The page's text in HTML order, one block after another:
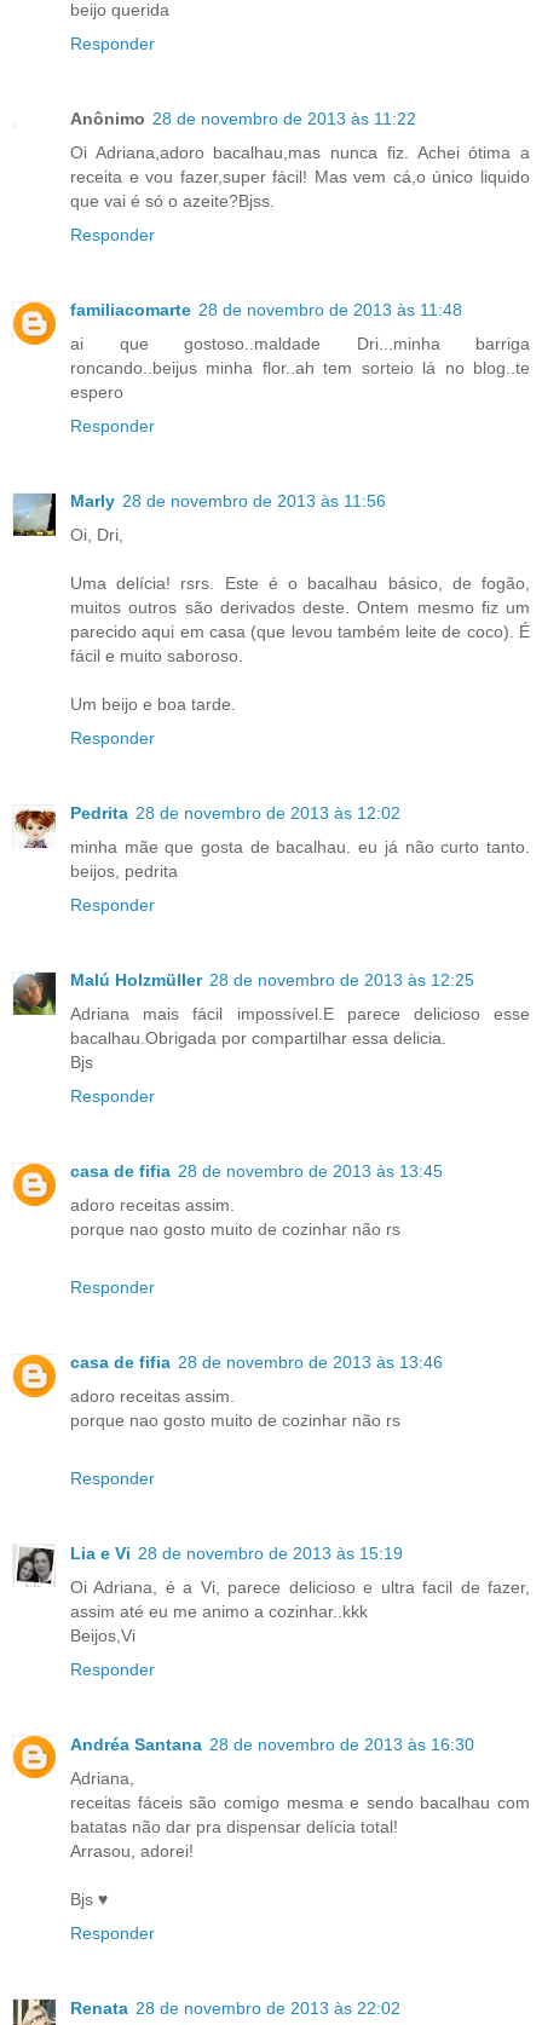
beijo querida
Responder
Anônimo 28 de novembro de 2013 às 11:22
Oi Adriana,adoro bacalhau,mas nunca fiz. Achei ótima a
receita e vou fazer,super fácil! Mas vem cá,o único liquido
que vai é só o azeite?Bjss.
Responder
familiacomarte 28 de novembro de 2013 às 11:48
ai que gostoso..maldade Dri...minha barriga
roncando..beijus minha flor..ah tem sorteio lá no blog..te
espero
Responder
Marly 28 de novembro de 2013 às 11:56
Oi, Dri,
Uma delícia! rsrs. Este é o bacalhau básico, de fogão,
muitos outros são derivados deste. Ontem mesmo fiz um
parecido aqui em casa (que levou também leite de coco). É
fácil e muito saboroso.
Um beijo e boa tarde.
Responder
Pedrita 28 de novembro de 2013 às 12:02
minha mãe que gosta de bacalhau. eu já não curto tanto.
beijos, pedrita
Responder
Malú Holzmüller 28 de novembro de 2013 às 12:25
Adriana mais fácil impossível.E parece delicioso esse
bacalhau.Obrigada por compartilhar essa delicia.
Bjs
Responder
casa de fifia 28 de novembro de 2013 às 13:45
adoro receitas assim.
porque nao gosto muito de cozinhar não rs
Responder
casa de fifia 28 de novembro de 2013 às 13:46
adoro receitas assim.
porque nao gosto muito de cozinhar não rs
Responder
Lia e Vi 28 de novembro de 2013 às 15:19
Oi Adriana, é a Vi, parece delicioso e ultra facil de fazer,
assim até eu me animo a cozinhar..kkk
Beijos,Vi
Responder
Andréa Santana 28 de novembro de 2013 às 16:30
Adriana,
receitas fáceis são comigo mesma e sendo bacalhau com
batatas não dar pra dispensar delícia total!
Arrasou, adorei!
Bjs ♥
Responder
Renata 28 de novembro de 2013 às 22:02